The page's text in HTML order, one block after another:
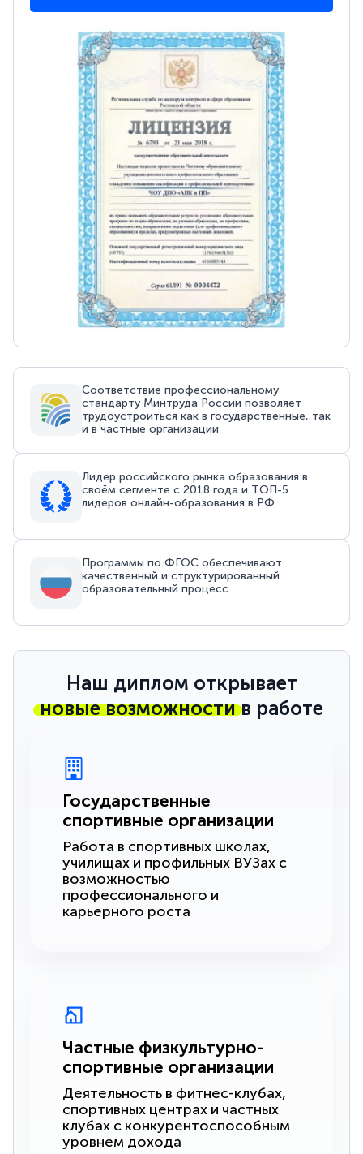
Соответствие профессиональному
стандарту Минтруда России позволяет
трудоустроиться как в государственные, так
и в частные организации
Лидер российского рынка образования в
своём сегменте с 2018 года и ТОП-5
лидеров онлайн-образования в РФ
Программы по ФГОС обеспечивают
качественный и структурированный
образовательный процесс
Наш диплом открывает
новые возможностив работе
Государственные
спортивные организации
Работа в спортивных школах,
училищах и профильных ВУЗах с
возможностью
профессионального и
карьерного роста
Частные физкультурно-
спортивные организации
Деятельность в фитнес-клубах,
спортивных центрах и частных
клубах с конкурентоспособным
уровнем дохода